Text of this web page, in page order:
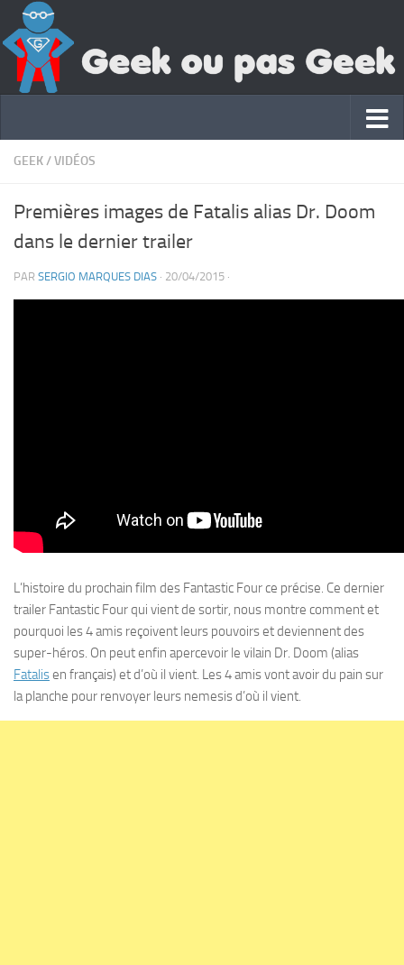
GEEK/VIDÉOS
Premières images de Fatalis alias Dr. Doom
dans le dernier trailer
PAR SERGIO MARQUES DIAS · 20/04/2015 ·
L’histoire du prochain film des Fantastic Four ce précise. Ce dernier
trailer Fantastic Four qui vient de sortir, nous montre comment et
pourquoi les 4 amis reçoivent leurs pouvoirs et deviennent des
super-héros. On peut enfin apercevoir le vilain Dr. Doom (alias
Fatalisen français) et d’où il vient. Les 4 amis vont avoir du pain sur
la planche pour renvoyer leurs nemesis d’où il vient.